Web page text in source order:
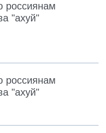
россиянам
"ахуй"
россиянам
"ахуй"